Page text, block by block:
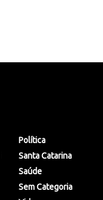
Política
Santa Catarina
Saúde
Sem Categoria